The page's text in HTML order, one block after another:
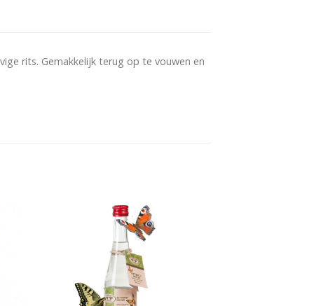
rits. Gemakkelijk terug op te vouwen en